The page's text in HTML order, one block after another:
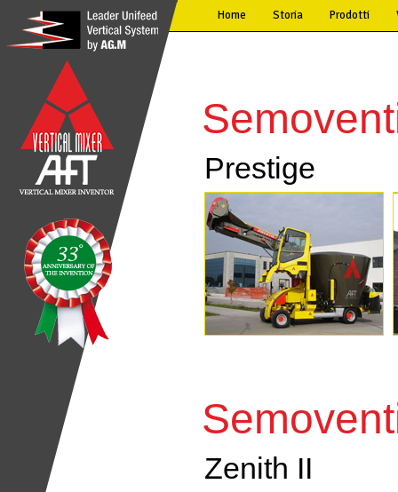
Prodotti
Storia
Home
Prestige
Zenith II